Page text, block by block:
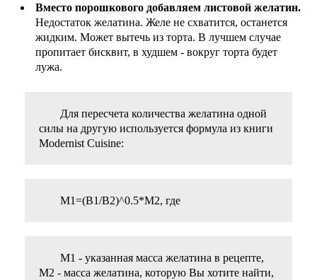
Вместо порошкового добавляем листовой желатин.
Недостаток желатина. Желе не схватится, останется
жидким. Может вытечь из торта. В лучшем случае
пропитает бисквит, в худшем - вокруг торта будет
лужа.
Для пересчета количества желатина одной
силы на другую используется формула из книги
Modernist Cuisine:
M1=(B1/B2)^0.5*M2, где
M1 - указанная масса желатина в рецепте,
М2 - масса желатина, которую Вы хотите найти,